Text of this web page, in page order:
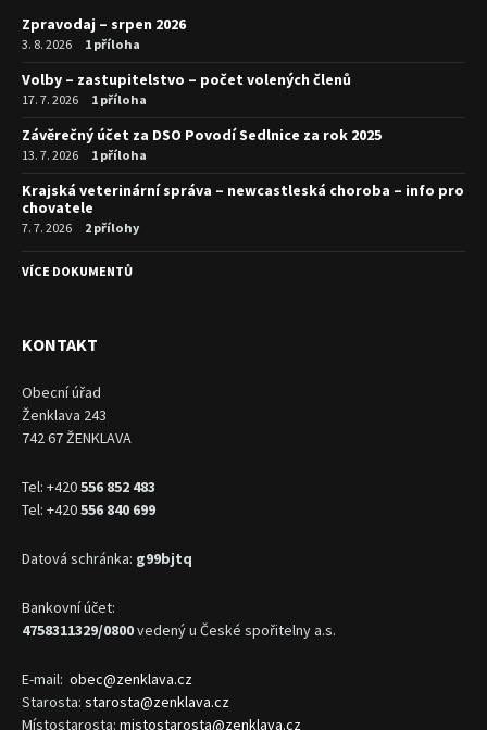
Zpravodaj – srpen 2026
3. 8. 2026 1 příloha
Volby – zastupitelstvo – počet volených členů
17. 7. 2026 1 příloha
Závěrečný účet za DSO Povodí Sedlnice za rok 2025
13. 7. 2026 1 příloha
Krajská veterinární správa – newcastleská choroba – info pro
chovatele
7. 7. 2026 2 přílohy
VÍCE DOKUMENTŮ
KONTAKT
Obecní úřad
Ženklava 243
742 67 ŽENKLAVA
Tel: +420556 852 483
Tel: +420556 840 699
Datová schránka: g99bjtq
Bankovní účet:
4758311329/0800vedený u České spořitelny a.s.
E-mail: obec@zenklava.cz
Starosta: starosta@zenklava.cz
Místostarosta: mistostarosta@zenklava.cz